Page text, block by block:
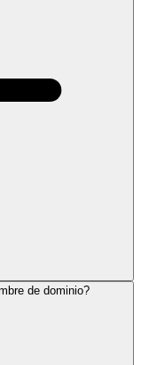
de dominio?